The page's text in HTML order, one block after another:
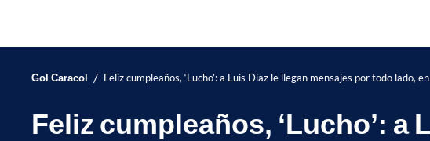
Gol Caracol / Feliz cumpleaños, ‘Lucho’: a Luis Díaz le llegan mensajes por todo lado,
Feliz cumpleaños, ‘Lucho’: